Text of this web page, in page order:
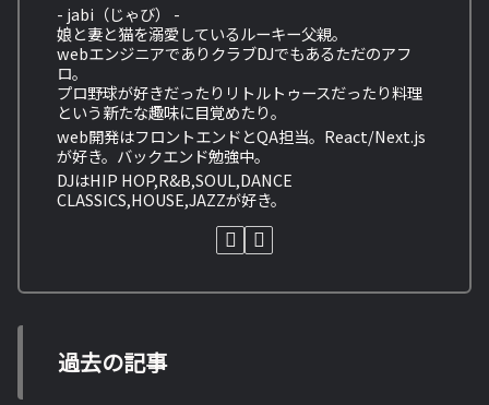
- jabi（じゃび） -
娘と妻と猫を溺愛しているルーキー父親。
webエンジニアでありクラブDJでもあるただのアフ
ロ。
プロ野球が好きだったりリトルトゥースだったり料理
という新たな趣味に目覚めたり。
web開発はフロントエンドとQA担当。React/Next.js
が好き。バックエンド勉強中。
DJはHIP HOP,R&B,SOUL,DANCE
CLASSICS,HOUSE,JAZZが好き。
過去の記事